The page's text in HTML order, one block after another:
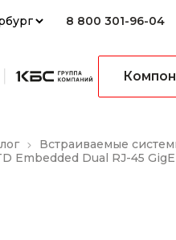
8 800 301-96-04
Встраиваемые
Embedded Dual RJ-45